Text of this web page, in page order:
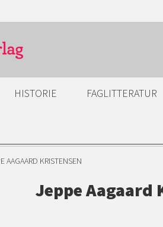
HISTORIE FAGLITTERATUR
AAGAARD KRISTENSEN
Jeppe Aagaard